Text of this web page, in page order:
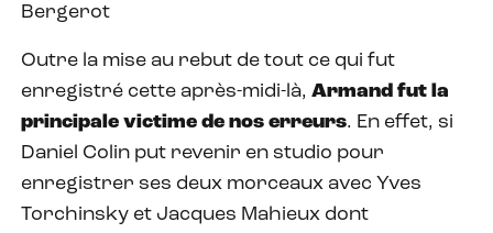
Bergerot
Outre la mise au rebut de tout ce qui fut
enregistré cette après-midi-là, Armand fut la
principale victime de nos erreurs. En effet, si
Daniel Colin put revenir en studio pour
enregistrer ses deux morceaux avec Yves
Torchinsky et Jacques Mahieux dont